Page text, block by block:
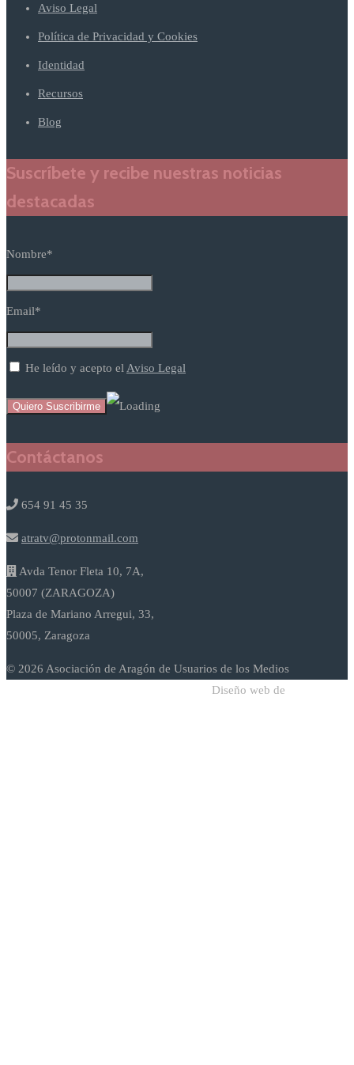
Aviso Legal
Política de Privacidad y Cookies
Identidad
Recursos
Blog
Suscríbete y recibe nuestras noticias
destacadas
Nombre*
Email*
He leído y acepto el Aviso Legal
Contáctanos
654 91 45 35
atratv@protonmail.com
Avda Tenor Fleta 10, 7A,
50007 (ZARAGOZA)
Plaza de Mariano Arregui, 33,
50005, Zaragoza
© 2026 Asociación de Aragón de Usuarios de los Medios
Diseño web de